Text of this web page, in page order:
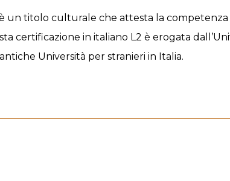
un titolo culturale che attesta la competenza
certificazione in italiano L2 è erogata
Università per stranieri in Italia.